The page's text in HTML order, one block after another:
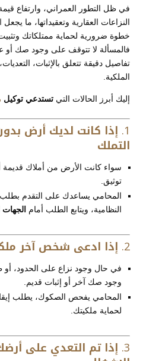
في ظل التطور العمراني، وارتفاع
النزاعات العقارية وتعقيداتها، ما
خطوة ضرورية لحماية ممتلكاتك
فالمسألة لا تتوقف على وجود صك أو
تفاصيل دقيقة تتعلق بالإثبات،
الملكية.
إليك أبرز الحالات التي تستدعي توكيل
1. إذا كانت لديك أرض
التملك
سواء كانت الأرض من أملاك قديمة
توثيق.
المحامي يساعدك على التقدم بطلب
النظامية، ويتابع الطلب أمام
2. إذا ادعى شخص آخر
في حال وجود نزاع على الحدود،
وجود صك آخر أو إثبات قديم.
المحامي يفحص الصكوك، يطلب
لحماية ملكيتك.
3. إذا تم التعدي على أرضك